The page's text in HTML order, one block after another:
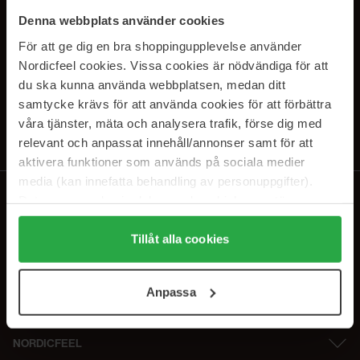
Denna webbplats använder cookies
För att ge dig en bra shoppingupplevelse använder
Nordicfeel cookies. Vissa cookies är nödvändiga för att
du ska kunna använda webbplatsen, medan ditt
samtycke krävs för att använda cookies för att förbättra
våra tjänster, mäta och analysera trafik, förse dig med
relevant och anpassat innehåll/annonser samt för att
aktivera funktioner som används på sociala medier
media (kan innefatta behandling av personuppgifter).
Genom att trycka på "Tillåt alla cookies" accepterar du
alla cookies, medan du under "Detaljer" kan anpassa
användningen av cookies. Du kan när som helst återkalla
samt vår Integritetspolicy.
Tillåt alla cookies
Anpassa
SUBSCRIBE TO OUR
NEWSLETTER
E-mail
Ved at abonnere accepterer du voresprivatlivspolitik. Afmeld til enhver
NORDICFEEL